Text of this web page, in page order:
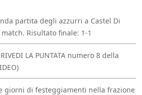
partita degli azzurri a Castel Di
Risultato finale: 1-1
LA PUNTATA numero 8 della
giorni di festeggiamenti nella frazione